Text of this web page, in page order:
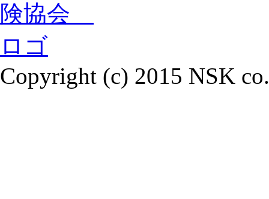
Copyright (c) 2015 NSK